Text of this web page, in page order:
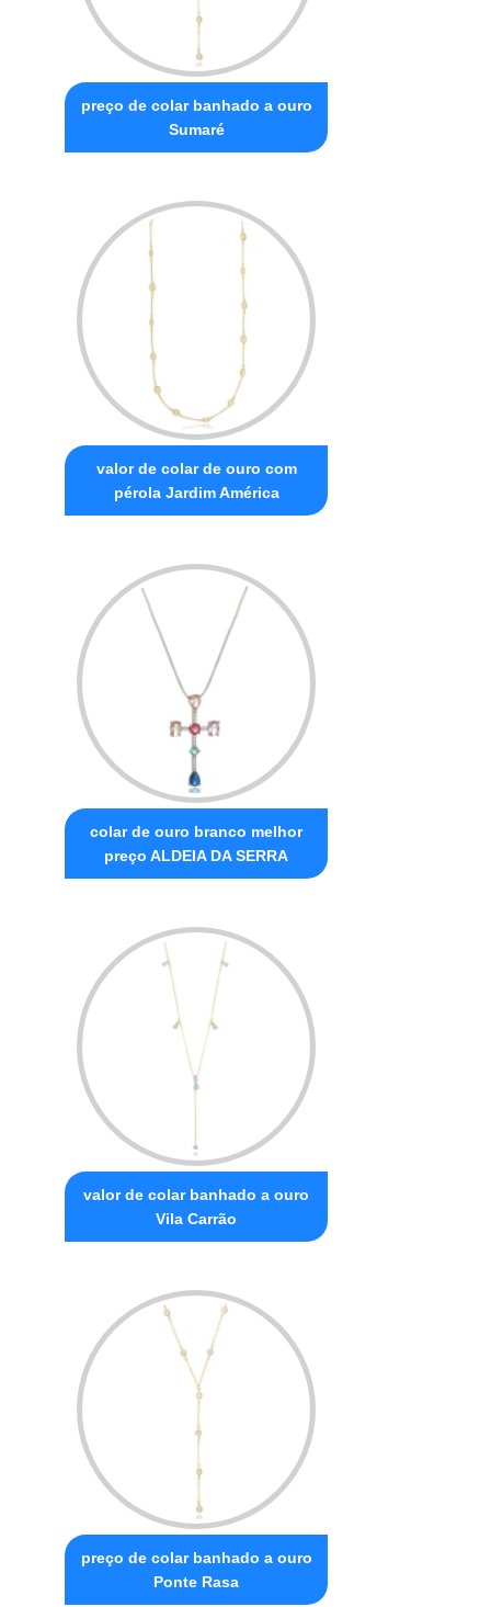
preço de colar banhado a ouro
Sumaré
valor de colar de ouro com
pérola Jardim América
colar de ouro branco melhor
preço ALDEIA DA SERRA
valor de colar banhado a ouro
Vila Carrão
preço de colar banhado a ouro
Ponte Rasa